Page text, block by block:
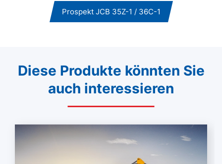
Prospekt JCB 35Z-1 / 36C-1
Diese Produkte könnten Sie
auch interessieren
Mehr lesen